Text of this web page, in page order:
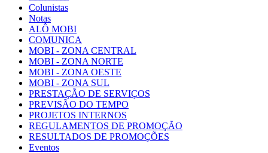
Colunistas
Notas
ALÔ MOBI
COMUNICA
MOBI - ZONA CENTRAL
MOBI - ZONA NORTE
MOBI - ZONA OESTE
MOBI - ZONA SUL
PRESTAÇÃO DE SERVIÇOS
PREVISÃO DO TEMPO
PROJETOS INTERNOS
REGULAMENTOS DE PROMOÇÃO
RESULTADOS DE PROMOÇÕES
Eventos